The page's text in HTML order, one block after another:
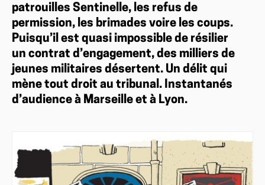
patrouilles Sentinelle, les refus de
permission, les brimades voire les coups.
Puisqu’il est quasi impossible de résilier
un contrat d’engagement, des milliers de
jeunes militaires désertent. Un délit qui
mène tout droit au tribunal. Instantanés
d’audience à Marseille et à Lyon.